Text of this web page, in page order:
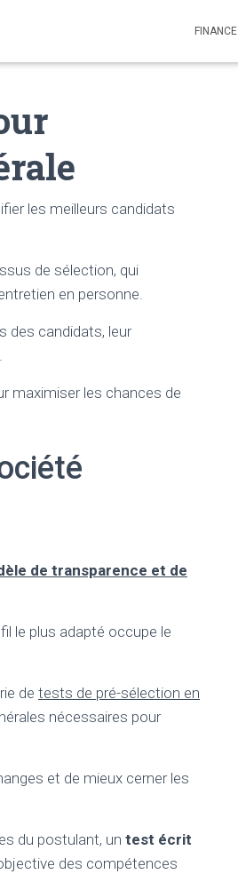
FINANCE
les meilleurs candidats
de sélection, qui
en personne.
des candidats, leur
maximiser les chances de
de transparence et de
le plus adapté occupe le
de tests de pré-sélection en
nécessaires pour
et de mieux cerner les
du postulant, un test écrit
des compétences